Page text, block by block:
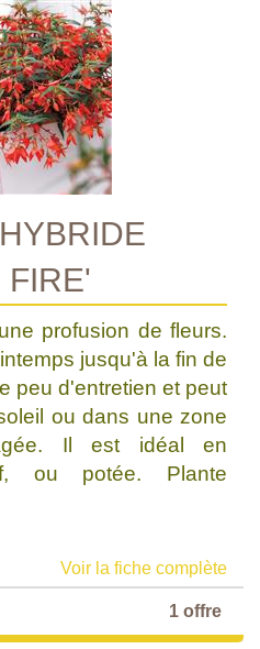
FIRE'
profusion de fleurs.
jusqu'à la fin de
peu d'entretien et peut
ou dans une zone
Il est idéal en
ou potée. Plante
Voir la fiche complète
1 offre